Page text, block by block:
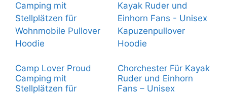
Camp Lover Proud
Camping mit
Stellplätzen für
Chorchester Für Kayak
Ruder und Einhorn
Fans – Unisex